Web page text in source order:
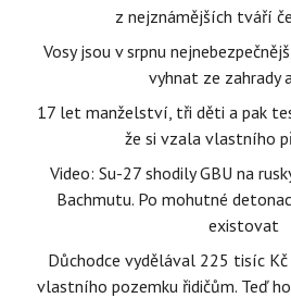
z nejznámějších tváří
Vosy jsou v srpnu
vyhnat ze zahrady
17 let manželství, tři děti a pak
že si vzala vlastního
Video: Su-27 shodily GBU na
Bachmutu. Po mohutné
existovat
Důchodce vydělával 225 tisíc
vlastního pozemku řidičům. Teď